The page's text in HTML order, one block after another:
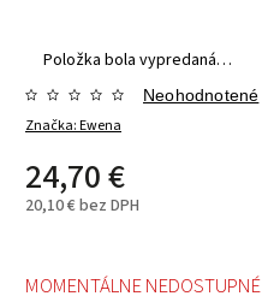
Položka bola vypredaná…
Značka:Ewena
Neohodnotené
24,70 €
20,10 € bez DPH
MOMENTÁLNE NEDOSTUPNÉ